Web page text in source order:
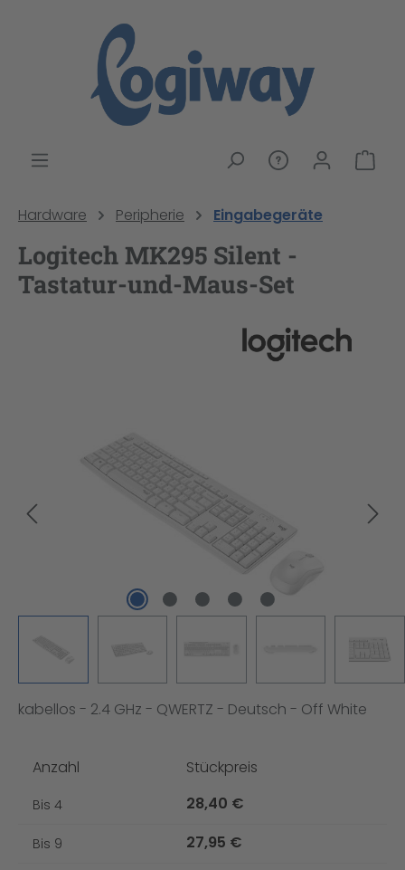
Hardware Peripherie Eingabegeräte
Logitech MK295 Silent -
Tastatur-und-Maus-Set
kabellos - 2.4 GHz - QWERTZ - Deutsch - Off White
Anzahl Stückpreis
Bis 4 28,40 €
Bis 9 27,95 €